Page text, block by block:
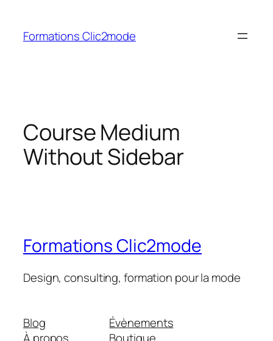
contenu
Formations Clic2mode
Course Medium
Without Sidebar
Formations Clic2mode
Design, consulting, formation pour la mode
Blog
À propos
Évènements
Boutique